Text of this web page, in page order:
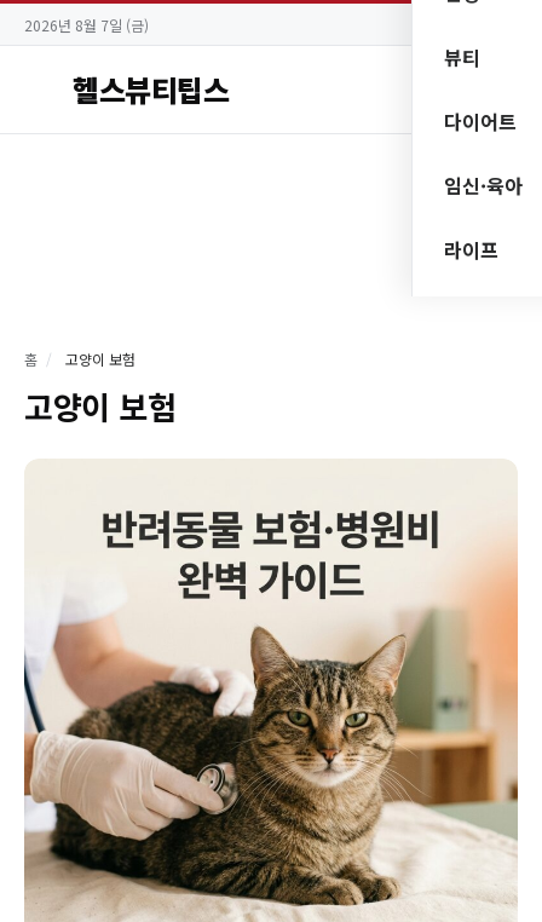
2026년 8월 7일 (금)
헬스뷰티팁스
뷰티
다이어트
임신·육아
라이프
홈 / 고양이 보험
고양이 보험